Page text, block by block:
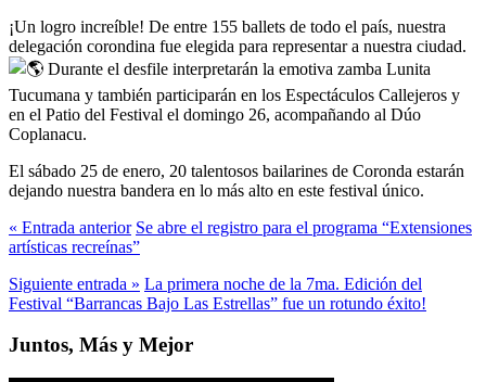
¡Un logro increíble! De entre 155 ballets de todo el país, nuestra
delegación corondina fue elegida para representar a nuestra ciudad.
Durante el desfile interpretarán la emotiva zamba Lunita
Tucumana y también participarán en los Espectáculos Callejeros y
en el Patio del Festival el domingo 26, acompañando al Dúo
Coplanacu.
El sábado 25 de enero, 20 talentosos bailarines de Coronda estarán
dejando nuestra bandera en lo más alto en este festival único.
« Entrada anterior Se abre el registro para el programa “Extensiones
artísticas recreínas”
Siguiente entrada » La primera noche de la 7ma. Edición del
Festival “Barrancas Bajo Las Estrellas” fue un rotundo éxito!
Juntos, Más y Mejor